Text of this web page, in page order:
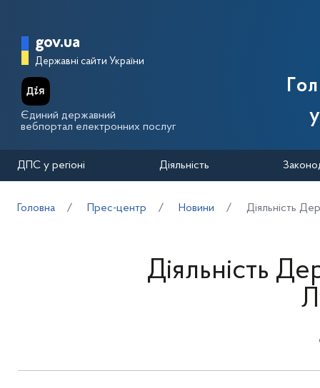
Головна сторінка Державної
gov.ua
Державні сайти України
Єдиний державний
вебпортал електронних послуг
ДПС у регіоні Діяльність
Головна Прес-центр Новини Діяльність
Діяльність